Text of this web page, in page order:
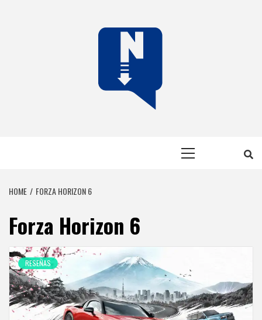
HOME FORZA HORIZON 6
Forza Horizon 6
RESEÑAS